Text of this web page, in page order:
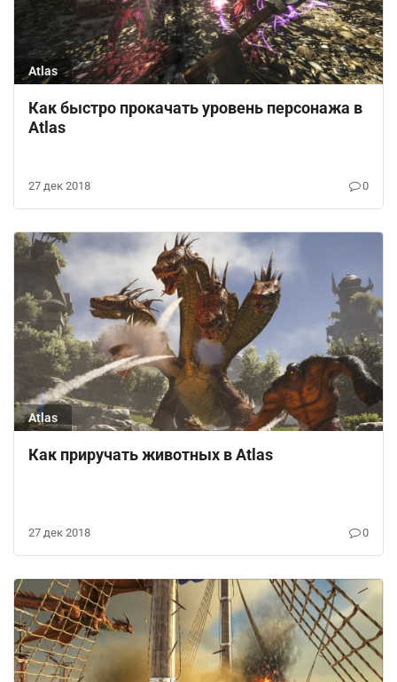
Atlas
Как быстро прокачать уровень персонажа в
Atlas
27 дек 2018 0
Atlas
Как приручать животных в Atlas
27 дек 2018 0